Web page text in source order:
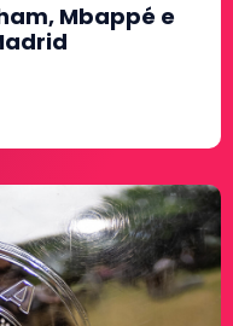
Mbappé e